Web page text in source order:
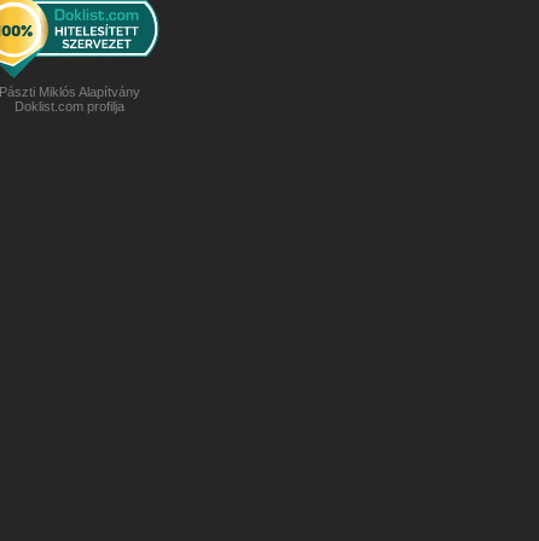
Pászti Miklós Alapítvány
Doklist.com profilja